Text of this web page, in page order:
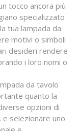
tocco ancora più
specializzato
tua lampada da
motivi o simboli
desideri rendere
i loro nomi o
da tavolo
quanto la
opzioni di
selezionare uno